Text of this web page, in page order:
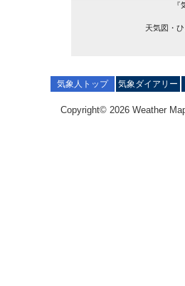
天気図・
気象人トップ 気象ダイアリー
Copyright© 2026 Weather